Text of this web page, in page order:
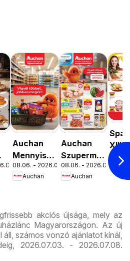
Auchan
Mennyiségi
kedvezmény
ajánlataink
08.06. - 2026.08.19.
Auchan
Auchan
Szupermarket
akciós
újság
08.06. - 2026.08.12.
Auchan
Spar
XIII.
út
08.06.
akciós újsága, mely az
Magyarországon. Az új
áll, számos vonzó ajánlatot kínál,
2026.07.03. - 2026.07.08.